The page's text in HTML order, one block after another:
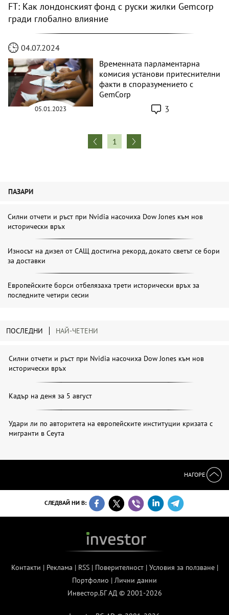
FT: Как лондонският фонд с руски жилки Gemcorp
гради глобално влияние
04.07.2024
05.01.2023
Временната парламентарна
комисия установи притеснителни
факти в споразумението с
GemCorp
3
1
ПАЗАРИ
Силни отчети и ръст при Nvidia насочиха Dow Jones към нов
исторически връх
Износът на дизел от САЩ достигна рекорд, докато светът се бори
за доставки
Европейските борси отбелязаха трети исторически връх за
последните четири сесии
ПОСЛЕДНИ НАЙ-ЧЕТЕНИ
Силни отчети и ръст при Nvidia насочиха Dow Jones към нов
исторически връх
Кадър на деня за 5 август
Удари ли по авторитета на европейските институции кризата с
мигранти в Сеута
НАГОРЕ
СЛЕДВАЙ НИ В:
Контакти | Реклама | RSS| Поверителност| Условия за ползване|
Портфолио | Лични данни
Инвестор.БГ АД © 2001-2026